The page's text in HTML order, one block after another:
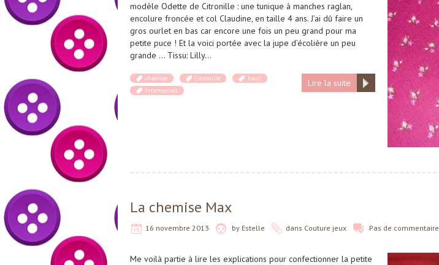
modèle Odette de Citronille : une tunique à manches raglan,
encolure froncée et col Claudine, en taille 4 ans. J’ai dû faire un
gros ourlet en bas car encore une fois un peu grand pour ma
petite puce ! Et la voici portée avec la jupe d’écolière un peu
grande … Tissu: Lilly…
Lire la suite
chemise Citronille
haut
Intemporels
La chemise Max
16 novembre 2013 by Estelle dans Couture jeux Pas de commentaire
Me voilà partie à lire les explications pour confectionner la petite